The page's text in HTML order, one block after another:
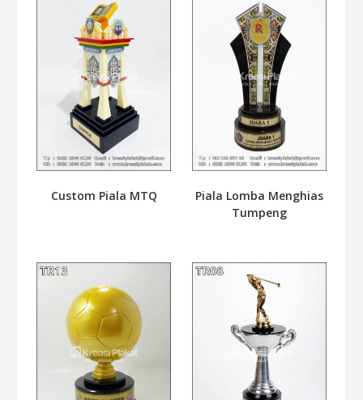
Custom Piala MTQ
Piala Lomba Menghias
Tumpeng